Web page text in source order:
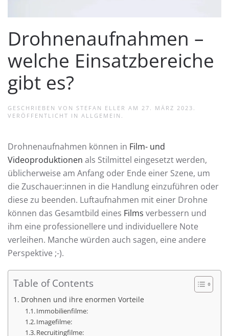
Drohnenaufnahmen –
welche Einsatzbereiche
gibt es?
GESCHRIEBEN VON STEFAN ELLER AM 27. MÄRZ 2023
VERÖFFENTLICHT IN ALLGEMEIN
Drohnenaufnahmen können in Film- und
Videoproduktionen als Stilmittel eingesetzt werden,
üblicherweise am Anfang oder Ende einer Szene, um
die Zuschauer:innen in die Handlung einzuführen oder
diese zu beenden. Luftaufnahmen mit einer Drohne
können das Gesamtbild eines Films verbessern und
ihm eine professionellere und individuellere Note
verleihen. Manche würden auch sagen, eine andere
Perspektive ;-).
Table of Contents
Drohnen und ihre enormen Vorteile
Immobilienfilme:
Imagefilme:
Recruitingfilme: